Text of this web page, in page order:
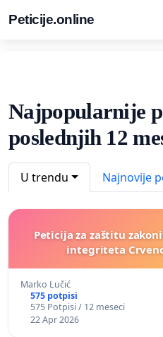
Peticije.online
Najpopularnije
poslednjih 12
U trendu Najnovije
Peticija za zaštitu
integriteta
Marko Lučić
575 potpisi
575 Potpisi / 12 meseci
22 Apr 2026